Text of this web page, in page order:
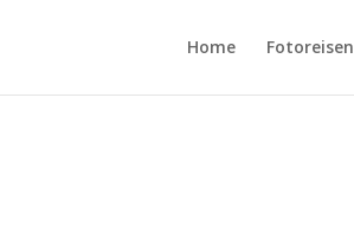
Home Fotoreisen